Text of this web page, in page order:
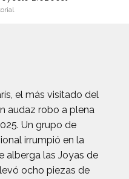
el más visitado del
audaz robo a plena
Un grupo de
irrumpió en la
alberga las Joyas de
ocho piezas de